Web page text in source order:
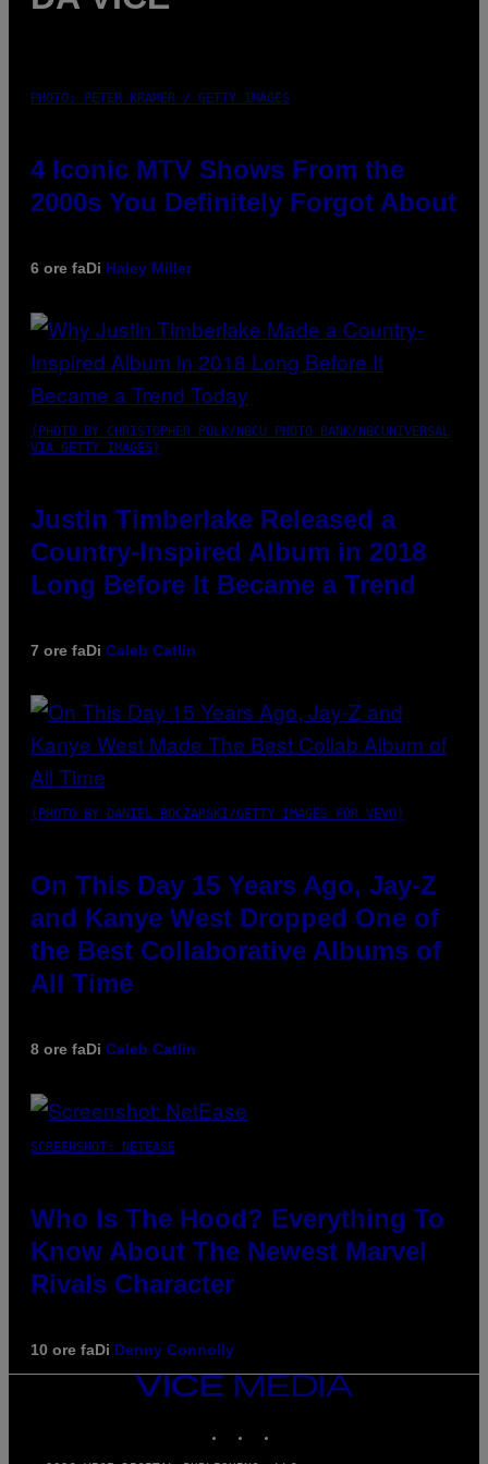
PHOTO: PETER KRAMER / GETTY IMAGES
4 Iconic MTV Shows From the
2000s You Definitely Forgot About
6 ore faDi Haley Miller
(PHOTO BY CHRISTOPHER POLK/NBCU PHOTO BANK/NBCUNIVERSAL
VIA GETTY IMAGES)
Justin Timberlake Released a
Country-Inspired Album in 2018
Long Before It Became a Trend
7 ore faDi Caleb Catlin
(PHOTO BY DANIEL BOCZARSKI/GETTY IMAGES FOR VEVO)
On This Day 15 Years Ago, Jay-Z
and Kanye West Dropped One of
the Best Collaborative Albums of
All Time
8 ore faDi Caleb Catlin
SCREENSHOT: NETEASE
Who Is The Hood? Everything To
Know About The Newest Marvel
Rivals Character
10 ore faDi Denny Connolly
VICE